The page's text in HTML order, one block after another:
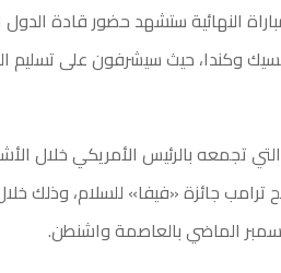
النهائية ستشهد حضور قادة
وكندا، حيث سيشرفون على
تجمعه بالرئيس الأمريكي خلال
ترامب جائزة «فيفا» للسلام، وذلك
الماضي بالعاصمة واشنطن.